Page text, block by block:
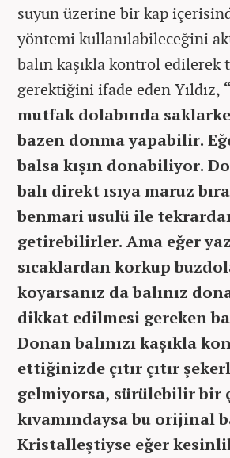
suyun üzerine bir kap
yöntemi kullanılabileceğini
balın kaşıkla kontrol edilerek
gerektiğini ifade eden Yıldız,
mutfak dolabında
bazen donma yapabilir.
balsa kışın donabiliyor.
balı direkt ısıya maruz
benmari usulü ile
getirebilirler. Ama eğer
sıcaklardan korkup
koyarsanız da balınız
dikkat edilmesi gereken
Donan balınızı kaşıkla
ettiğinizde çıtır çıtır
gelmiyorsa, sürülebilir bir
kıvamındaysa bu orijinal
Kristalleştiyse eğer